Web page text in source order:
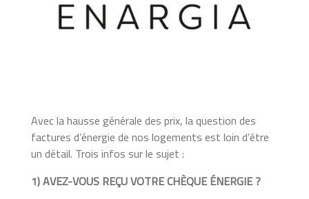
Avec la hausse générale des prix, la question des
factures d’énergie de nos logements est loin d’être
un détail. Trois infos sur le sujet :
1) AVEZ-VOUS REÇU VOTRE CHÈQUE ÉNERGIE ?